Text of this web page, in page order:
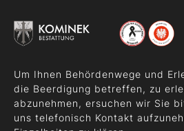
Um Ihnen Behördenwege und
die Beerdigung betreffen, zu
abzunehmen, ersuchen wir Sie
uns telefonisch Kontakt